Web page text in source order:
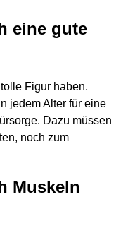
eine gute
Figur haben.
jedem Alter für eine
Dazu müssen
noch zum
Muskeln